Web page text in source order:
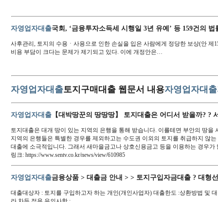
자영업자대출국회, ‘금융투자소득세 시행일 3년 유예’ 등 159건의 법
사후관리, 토지의 수용ㆍ사용으로 인한 손실을 입은 사람에게 정당한 보상(안
비용 부담이 크다는 문제가 제기되고 있다. 이에 개정안은…
자영업자대출토지구매대출 웹문서 내용자영업자대출
자영업자대출 【대박땅꾼의 땅땅땅】 토지대출은 어디서 받을까? ?
토지대출은 대개 땅이 있는 지역의 은행을 통해 받습니다. 이를테면 부안의 땅
지역의 은행들은 특별한 경우를 제외하고는 수도권 이외의 토지를 취급하지 않
대출에 소극적입니다. 그래서 새마을금고나 상호신용금고 등을 이용하는 경우
링크: https://www.sentv.co.kr/news/view/610985
자영업자대출금융상품 > 대출금 안내 > > 토지구입자금대출 ? 대형
대출대상자 : 토지를 구입하고자 하는 개인(개인사업자) 대출한도 :상환방법 및